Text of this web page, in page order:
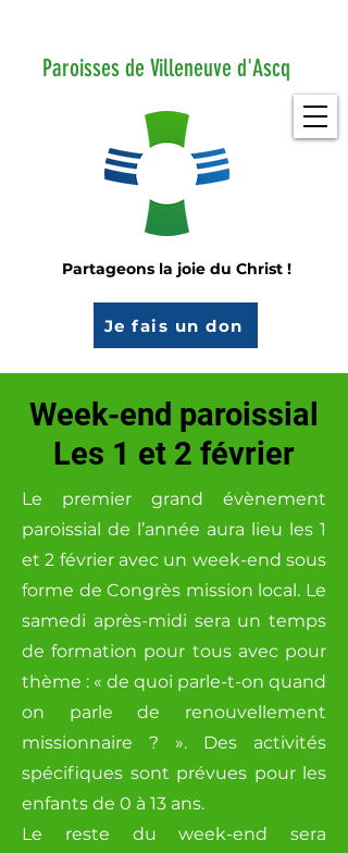
Paroisses de Villeneuve d'Ascq
Partageons la joie du Christ !
Je fais un don
Week-end paroissial
Les 1 et 2 février
Le premier grand évènement
paroissial de l’année aura lieu les 1
et 2 février avec un week-end sous
forme de Congrès mission local. Le
samedi après-midi sera un temps
de formation pour tous avec pour
thème : « de quoi parle-t-on quand
on parle de renouvellement
missionnaire ? ». Des activités
spécifiques sont prévues pour les
enfants de 0 à 13 ans.
Le reste du week-end sera